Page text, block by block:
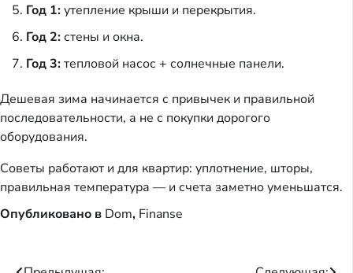
Год 1:утепление крыши и перекрытия.
Год 2:стены и окна.
Год 3:тепловой насос + солнечные панели.
Дешевая зима начинается с привычек и правильной
последовательности, а не с покупки дорогого
оборудования.
Советы работают и для квартир: уплотнение, шторы,
правильная температура — и счета заметно уменьшатся.
Опубликовано в Dom, Finanse